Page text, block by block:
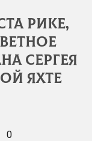
Рике,
Сергея
яхте
0